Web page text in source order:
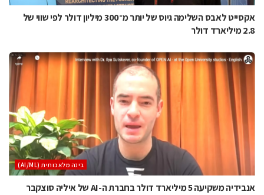
אקסייט לאבס השלימה גיוס של יותר מ־300 מיליון דולר לפי שווי של
2.8 מיליארד דולר
בינה מלאכותית (AI/ML)
אנבידיה משקיעה 5 מיליארד דולר בחברת ה-AI של איליה סוצקבר